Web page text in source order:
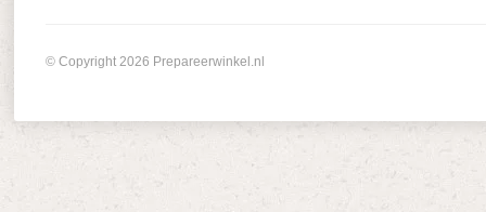
© Copyright 2026 Prepareerwinkel.nl